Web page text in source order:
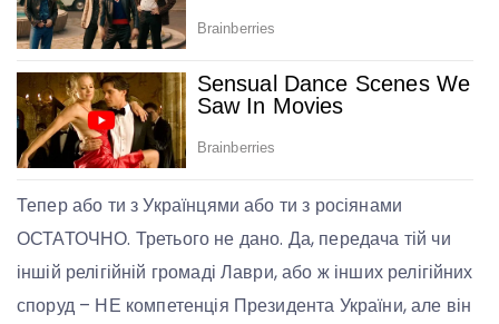
Тепер або ти з Українцями або ти з росіянами
ОСТАТОЧНО. Третього не дано. Да, передача тій чи
іншій релігійній громаді Лаври, або ж інших релігійних
споруд – НЕ компетенція Президента України, але він